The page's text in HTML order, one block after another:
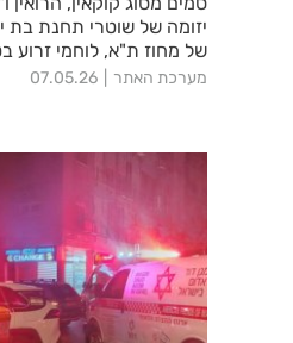
יזומה של שוטרי תחנת
של מחוז ת"א, לוחמי זרוע
מערכת האתר 07.05.26